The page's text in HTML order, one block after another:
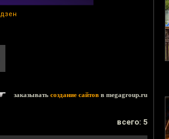
дзен
заказывать создание сайтов в megagroup.ru
всего: 5